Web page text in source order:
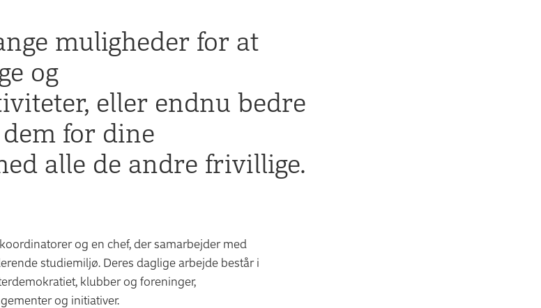
muligheder for at
og
eller endnu bedre
for dine
alle de andre frivillige.
og en chef, der samarbejder med
studiemiljø. Deres daglige arbejde består i
klubber og foreninger,
og initiativer.